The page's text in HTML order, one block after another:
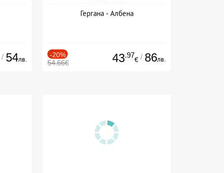
/ 54лв.
Гергана - Албена
-20%
54.66€ 43.97
€ / 86лв.